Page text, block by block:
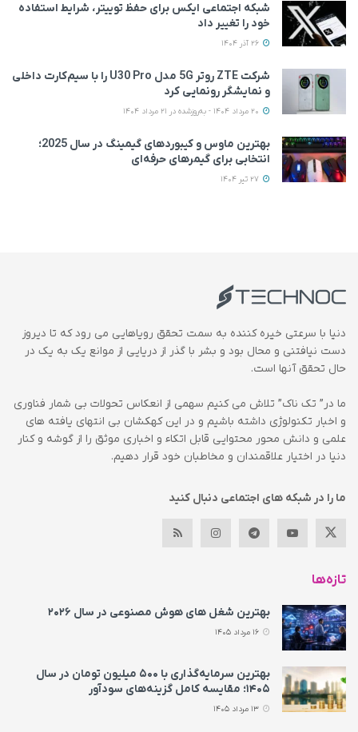
شبکه اجتماعی ایکس برای حفظ توییتر، شرایط استفاده
خود را تغییر داد
شرکت ZTE روتر 5G مدل U30 Pro را با سیم‌کارت داخلی
و نمایشگر رونمایی کرد
بهترین ماوس و کیبوردهای گیمینگ در سال 2025؛
انتخابی برای گیمرهای حرفه‌ای
دنیا با سرعتی خیره کننده به سمت تحقق رویاهایی می رود که تا دیروز
دست نیافتنی و محال بود و بشر با گذر از دریایی از موانع یک به یک در
حال تحقق آنها است.
ما در” تک ناک” تلاش می کنیم سهمی از انعکاس تحولات بی شمار فناوری
و اخبار تکنولوژی داشته باشیم و در این کهکشان بی انتهای یافته های
علمی و دانش محور محتوایی قابل اتکاء و اخباری موثق را از گوشه و کنار
دنیا در اختیار علاقمندان و مخاطبان خود قرار دهیم.
ما را در شبکه های اجتماعی دنبال کنید
تازه‌ها
بهترین شغل های هوش مصنوعی در سال ۲۰۲۶
بهترین سرمایه‌گذاری با ۵۰۰ میلیون تومان در سال
۱۴۰۵؛ مقایسه کامل گزینه‌های سودآور